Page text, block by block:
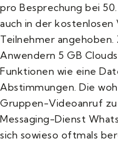
pro Besprechung bei
auch in der kostenlosen
Teilnehmer
Anwendern 5 GB
Funktionen wie eine
Abstimmungen. Die
Gruppen-Videoanruf
Messaging-Dienst
sich sowieso oftmals